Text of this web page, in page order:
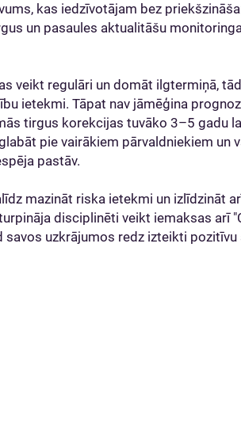
kas iedzīvotājam bez
un pasaules aktualitāšu
veikt regulāri un domāt ilgtermiņā,
ietekmi. Tāpat nav jāmēģina
tirgus korekcijas tuvāko 3–5 gadu
pie vairākiem pārvaldniekiem un
pastāv.
mazināt riska ietekmi un izlīdzināt
disciplinēti veikt iemaksas arī
uzkrājumos redz izteikti pozitīvu